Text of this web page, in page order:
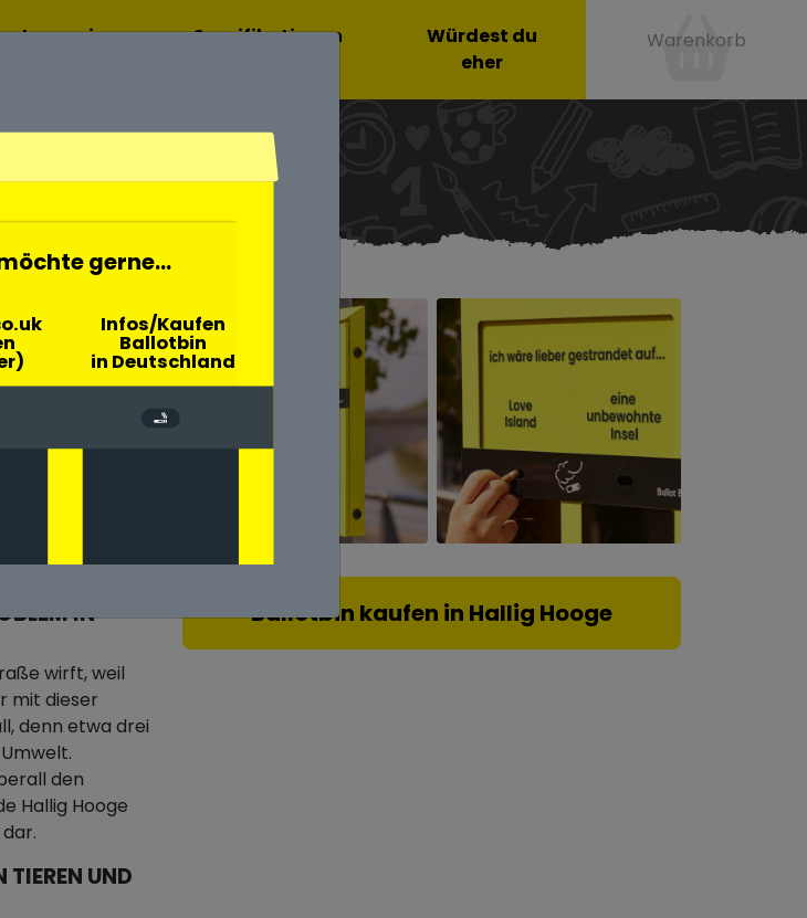
Lesen sie
Spezifikationen
Würdest du
eher
Warenkorb
mit
IN G
wirft, weil
mit dieser
denn etwa drei
den
Hallig Hooge
UND D
Ballotbin kaufen in Hallig Hooge
gerne...
Infos/Kaufen
Ballotbin
in Deutschland